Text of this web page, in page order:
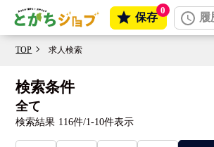
保存
0
履
TOP 求人検索
検索条件
全て
検索結果 116件/1-10件表示